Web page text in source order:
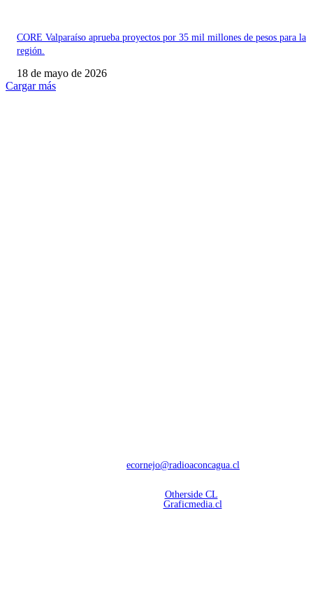
CORE Valparaíso aprueba proyectos por 35 mil millones de pesos para la
región.
18 de mayo de 2026
Cargar más
ecornejo@radioaconcagua.cl
Otherside CL
Graficmedia.cl